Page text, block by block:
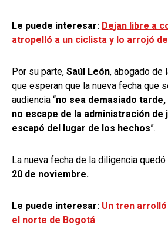
Le puede interesar: Dejan libre a
atropelló a un ciclista y lo arrojó
Por su parte, Saúl León, abogado de
que esperan que la nueva fecha que
audiencia “no sea demasiado
no escape de la administración de
escapó del lugar de los hechos”.
La nueva fecha de la diligencia
20 de noviembre.
Le puede interesar: Un tren
el norte de Bogotá